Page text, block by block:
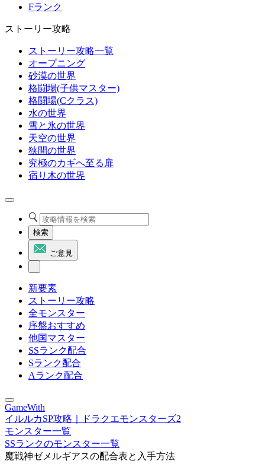
Fランク
ストーリー攻略
ストーリー攻略一覧
オープニング
砂漠の世界
格闘場(子供マスター)
格闘場(Cクラス)
水の世界
雪と氷の世界
天空の世界
狭間の世界
究極のカギへ至る扉
宿り木の世界
検索
ご意見
新要素
ストーリー攻略
全モンスター
序盤おすすめ
他国マスター
SSランク配合
Sランク配合
Aランク配合
GameWith
イルルカSP攻略｜ドラクエモンスターズ2
モンスター一覧
SSランクのモンスター一覧
魔戦神ゼメルギアスの配合表と入手方法